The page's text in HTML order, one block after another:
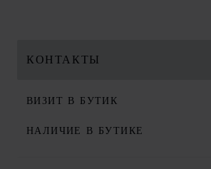
КОНТАКТЫ
ВИЗИТ В БУТИК
НАЛИЧИЕ В БУТИКЕ